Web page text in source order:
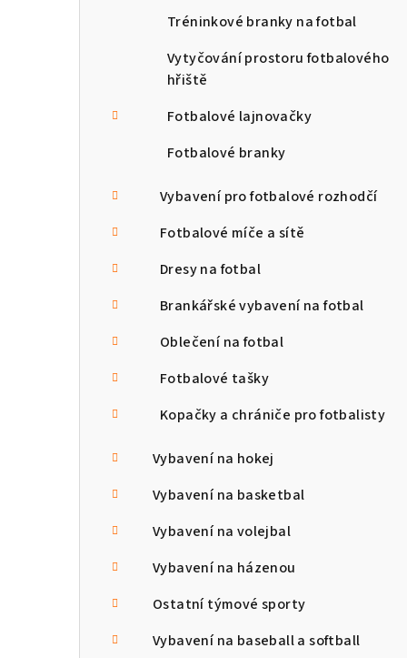
Tréninkové branky na fotbal
Vytyčování prostoru fotbalového
hřiště
Fotbalové lajnovačky
Fotbalové branky
Vybavení pro fotbalové rozhodčí
Fotbalové míče a sítě
Dresy na fotbal
Brankářské vybavení na fotbal
Oblečení na fotbal
Fotbalové tašky
Kopačky a chrániče pro fotbalisty
Vybavení na hokej
Vybavení na basketbal
Vybavení na volejbal
Vybavení na házenou
Ostatní týmové sporty
Vybavení na baseball a softball